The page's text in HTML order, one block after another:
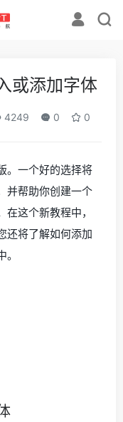
或添加字体
4249 0 0
。一个好的选择将
并帮助你创建一个
这个新教程中，
还将了解如何添加
。